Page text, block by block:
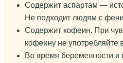
Содержит аспартам —
Не подходит людям с
Содержит кофеин. При
кофеину не употребляйте
Во время беременности и